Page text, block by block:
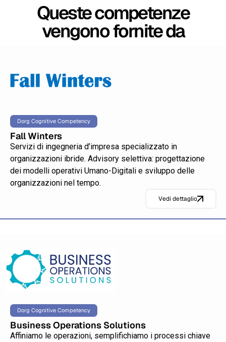
Queste competenze
vengono fornite da
Dorg Cognitive Competency
Fall Winters
Servizi di ingegneria d’impresa specializzato in
organizzazioni ibride. Advisory selettiva: progettazione
dei modelli operativi Umano-Digitali e sviluppo delle
organizzazioni nel tempo.
Vedi dettaglio
Dorg Cognitive Competency
Business Operations Solutions
Affiniamo le operazioni, semplifichiamo i processi chiave